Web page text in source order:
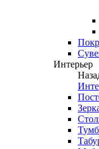
Интерьер